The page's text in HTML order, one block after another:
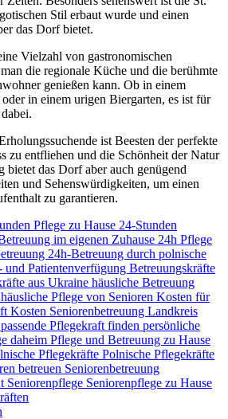
Stil erbaut wurde und einen
das Dorf bietet.
Vielzahl von gastronomischen
die regionale Küche und die berühmte
genießen kann. Ob in einem
in einem urigen Biergarten, es ist für
ist Beesten der perfekte
zu entfliehen und die Schönheit der Natur
bietet das Dorf aber auch genügend
und Sehenswürdigkeiten, um einen
zu garantieren.
Pflege zu Hause 24-Stunden
im eigenen Zuhause 24h Pflege
24h-Betreuung durch polnische
und Patientenverfügung Betreuungskräfte
aus Ukraine häusliche Betreuung
häusliche Pflege von Senioren Kosten für
Kosten Seniorenbetreuung Landkreis
passende Pflegekraft finden persönliche
daheim Pflege und Betreuung zu Hause
Pflegekräfte Polnische Pflegekräfte
betreuen Seniorenbetreuung
Seniorenpflege Seniorenpflege zu Hause